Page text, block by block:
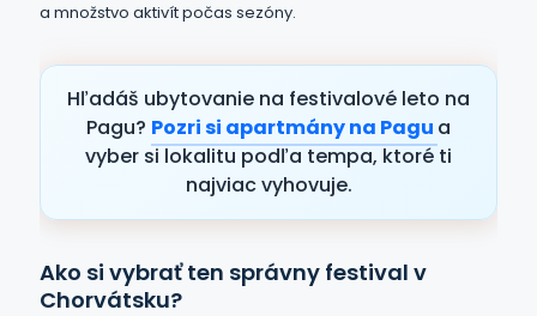
a množstvo aktivít počas sezóny.
Hľadáš ubytovanie na festivalové leto na
Pagu? Pozri si apartmány na Pagu a
vyber si lokalitu podľa tempa, ktoré ti
najviac vyhovuje.
Ako si vybrať ten správny festival v
Chorvátsku?